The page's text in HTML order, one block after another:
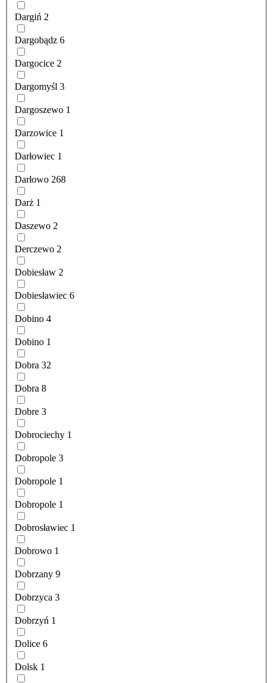
Dargiń 2
Dargobądz 6
Dargocice 2
Dargomyśl 3
Dargoszewo 1
Darzowice 1
Darłowiec 1
Darłowo 268
Darż 1
Daszewo 2
Derczewo 2
Dobiesław 2
Dobiesławiec 6
Dobino 4
Dobino 1
Dobra 32
Dobra 8
Dobre 3
Dobrociechy 1
Dobropole 3
Dobropole 1
Dobropole 1
Dobrosławiec 1
Dobrowo 1
Dobrzany 9
Dobrzyca 3
Dobrzyń 1
Dolice 6
Dolsk 1